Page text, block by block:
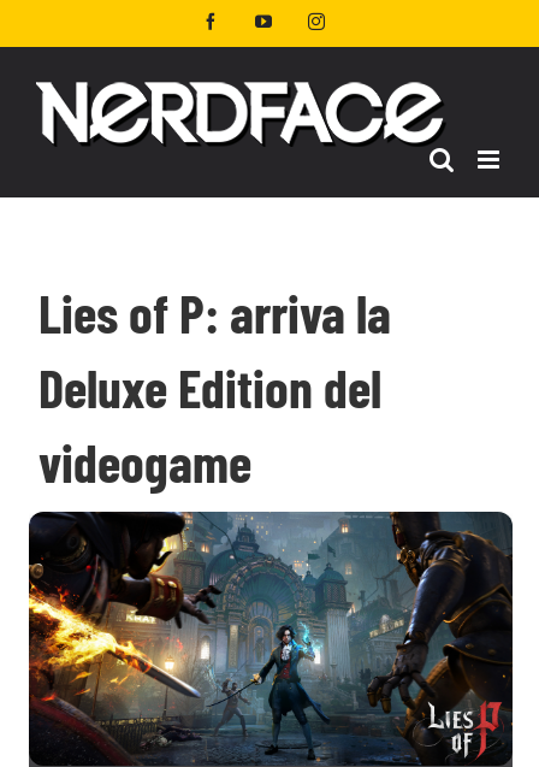
al
FacebookYouTubeInstagram
Lies of P: arriva la
Deluxe Edition del
videogame